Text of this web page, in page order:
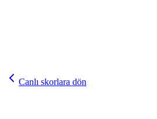
Canlı skorlara dön